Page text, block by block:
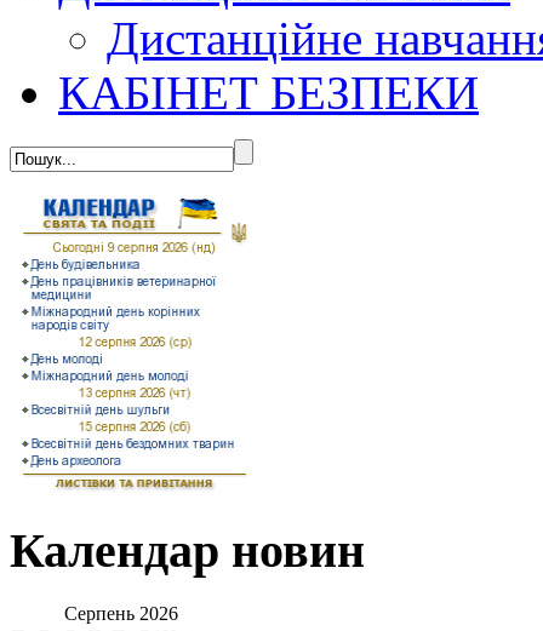
Дистанційне
КАБІНЕТ БЕЗПЕКИ
Календар новин
Серпень 2026